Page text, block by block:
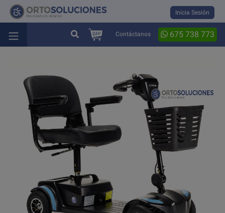
Inicia Sesión
Contáctanos 675 738 773